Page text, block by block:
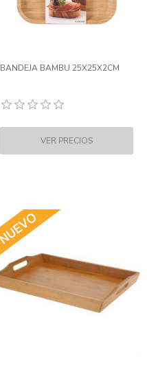
BANDEJA BAMBU 25X25X2CM